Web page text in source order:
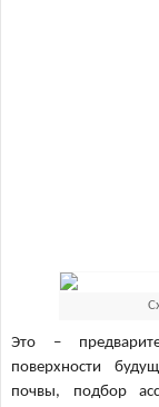
Это –
поверхности
почвы, подбор